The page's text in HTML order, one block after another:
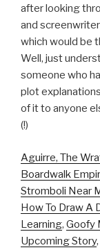
after looking
and
which would be
Well, just
someone who
plot
of it to anyone
(!)
Aguirre, The
Boardwalk
Stromboli Near
How To Draw A
Learning, Goofy
Upcoming Story,